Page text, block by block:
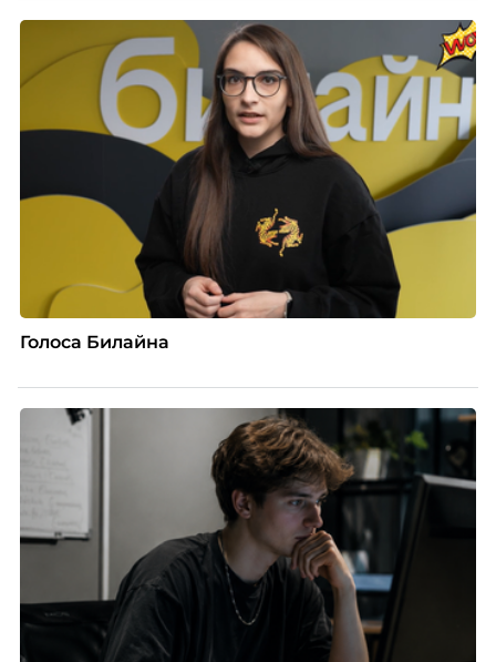
Голоса Билайна